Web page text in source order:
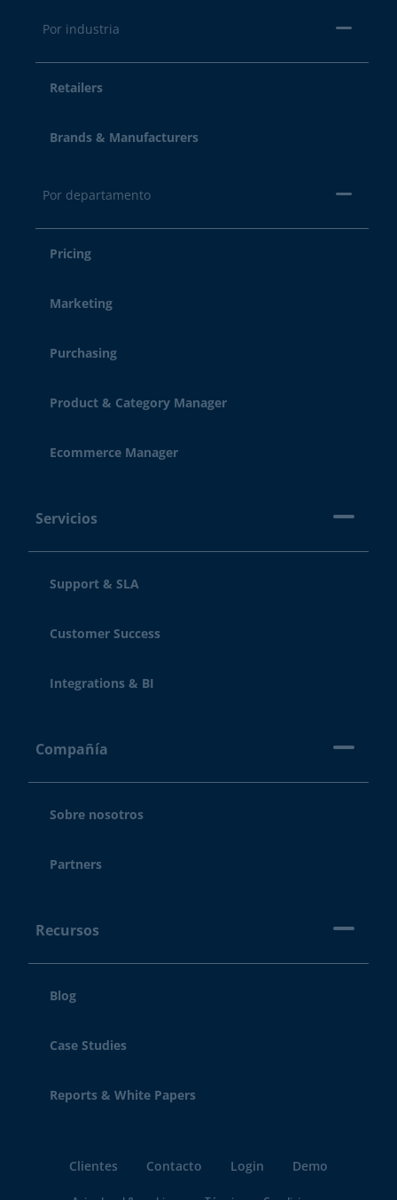
Por industria
Retailers
Brands & Manufacturers
Por departamento
Pricing
Marketing
Purchasing
Product & Category Manager
Ecommerce Manager
Servicios
Support & SLA
Customer Success
Integrations & BI
Compañía
Sobre nosotros
Partners
Recursos
Blog
Case Studies
Reports & White Papers
Clientes Contacto Login Demo